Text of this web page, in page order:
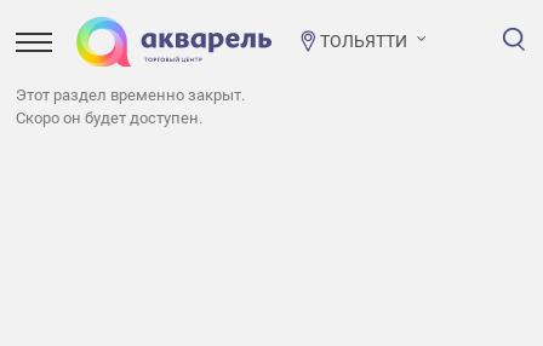
ТОЛЬЯТТИ
Этот раздел временно закрыт.
Скоро он будет доступен.